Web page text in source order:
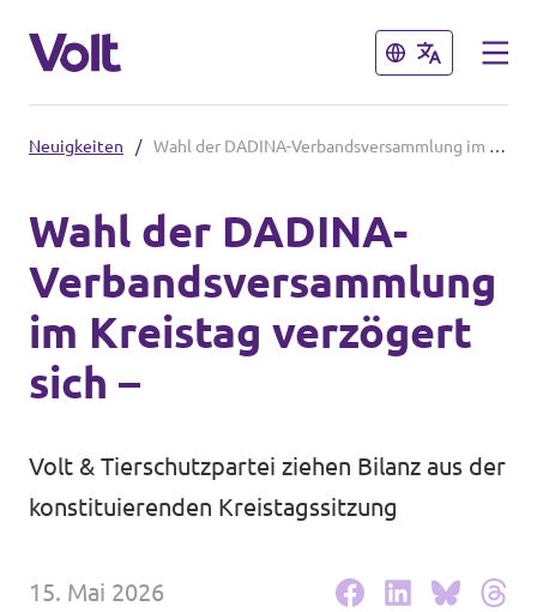
Schließen
Lokale hessische Teams
Hessische Volt-Termine
Volt in Deutschland
Volt in deinem Bundesland
Schließen
Programm
Über Volt
Neuigkeiten
Unsere Events
Neuigkeiten / Wahl der DADINA-Verbandsversammlung im Kreistag verzögert sich –
Wahl der DADINA-
Verbandsversammlung
im Kreistag verzögert
sich –
Volt & Tierschutzpartei ziehen Bilanz aus der
konstituierenden Kreistagssitzung
15. Mai 2026